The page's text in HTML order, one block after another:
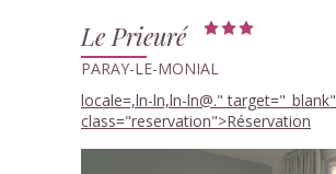
Le Prieuré
PARAY-LE-MONIAL
locale=,ln-ln,ln-ln@." target="_blank"
class="reservation">Réservation